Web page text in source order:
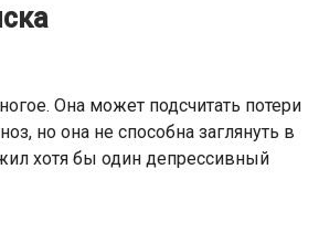
Она может подсчитать потери
но она не способна заглянуть в
хотя бы один депрессивный